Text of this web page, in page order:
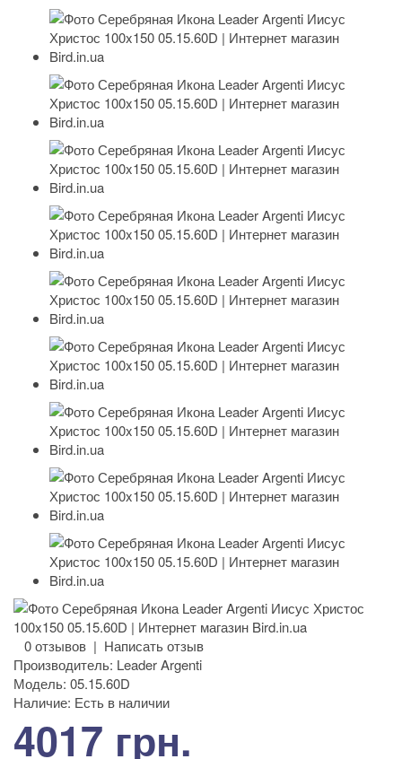
0 отзывов | Написать отзыв
Производитель: Leader Argenti
Модель: 05.15.60D
Наличие: Есть в наличии
4017 грн.